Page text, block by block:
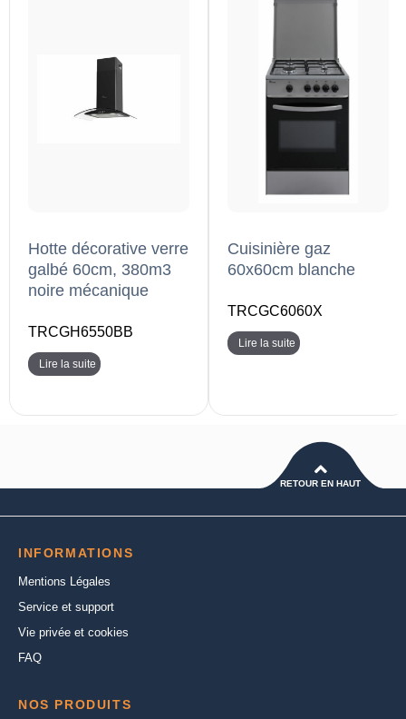
Hotte décorative verre
galbé 60cm, 380m3
noire mécanique
TRCGH6550BB
Lire la suite
Cuisinière gaz
60x60cm blanche
TRCGC6060X
Lire la suite
RETOUR EN HAUT
INFORMATIONS
Mentions Légales
Service et support
Vie privée et cookies
FAQ
NOS PRODUITS